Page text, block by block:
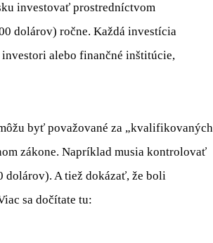
investovať prostredníctvom
dolárov) ročne. Každá investícia
alebo finančné inštitúcie,
byť považované za „kvalifikovaných
zákone. Napríklad musia kontrolovať
A tiež dokázať, že boli
sa dočítate tu: